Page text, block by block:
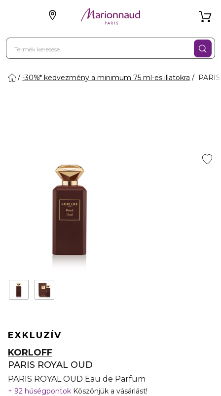
-30%* kedvezmény a minimum 75 ml-es illatokra
EXKLUZÍV
KORLOFF
PARIS ROYAL OUD
PARIS ROYAL OUD Eau de Parfum
92 hűségpontok Köszönjük a vásárlást!